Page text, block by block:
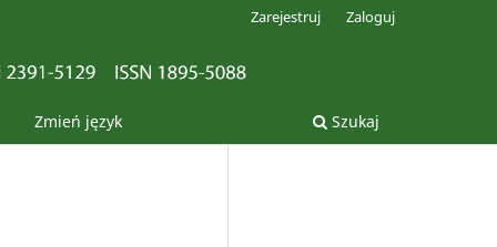
Zmień język Szukaj
Zarejestruj Zaloguj